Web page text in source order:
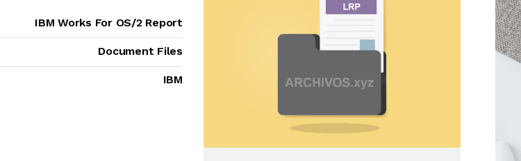
IBM Works For OS/2 Report
Document Files
IBM